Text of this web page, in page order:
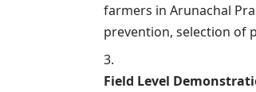
farmers in Arunachal
prevention, selection of
Field Level